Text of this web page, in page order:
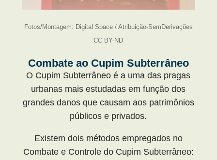
Fotos/Montagem: Digital Space / Atribuição-SemDerivações
CC BY-ND
Combate ao Cupim Subterrâneo
O Cupim Subterrâneo é a uma das pragas
urbanas mais estudadas em função dos
grandes danos que causam aos patrimônios
públicos e privados.
Existem dois métodos empregados no
Combate e Controle do Cupim Subterrâneo: